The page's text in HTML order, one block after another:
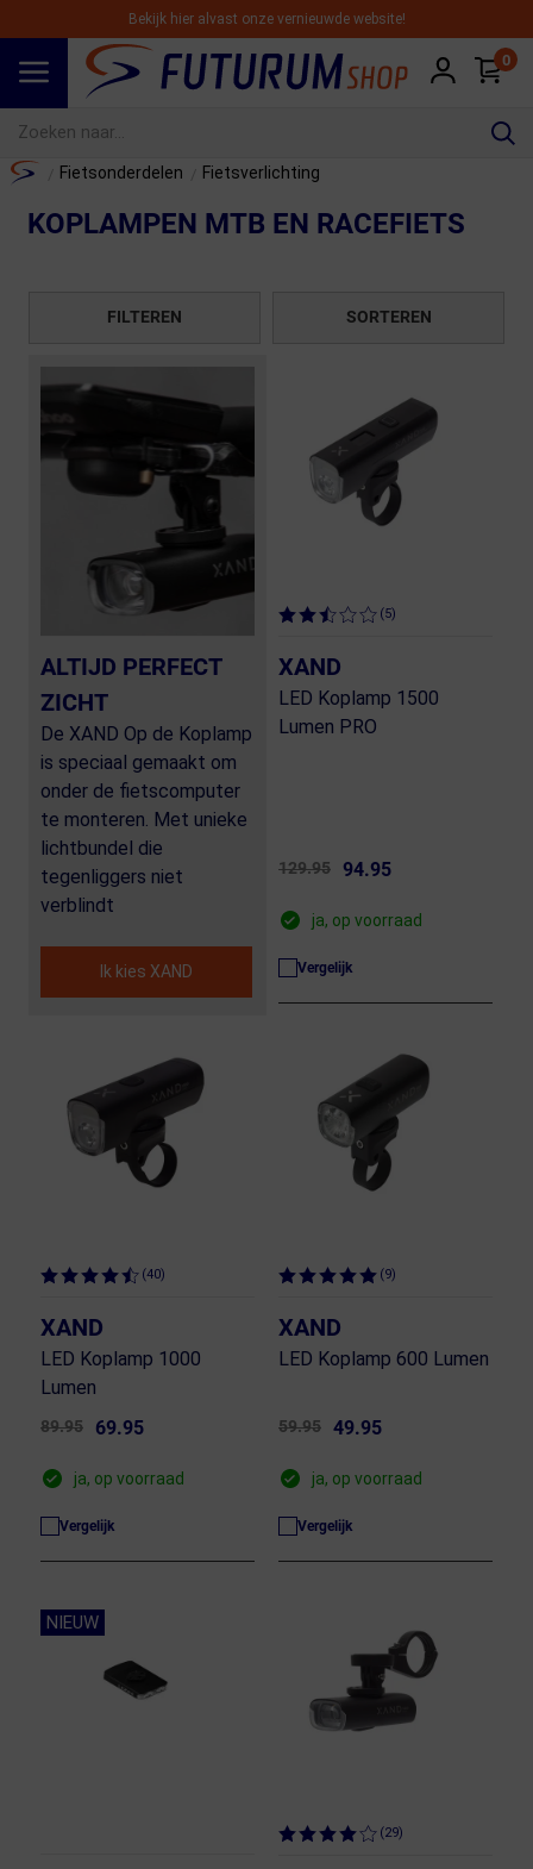
Bekijk hier alvast onze vernieuwde website!
0
Home Fietsonderdelen Fietsverlichting
KOPLAMPEN MTB EN RACEFIETS
FILTEREN SORTEREN
ALTIJD PERFECT
ZICHT
De XAND Op de Koplamp
is speciaal gemaakt om
onder de fietscomputer
te monteren. Met unieke
lichtbundel die
tegenliggers niet
verblindt
Ik kies XAND
(5)
XAND
LED Koplamp 1500
Lumen PRO
129.95 94.95
ja, op voorraad
Vergelijk
(40)
XAND
LED Koplamp 1000
Lumen
89.95 69.95
ja, op voorraad
Vergelijk
(9)
XAND
LED Koplamp 600 Lumen
59.95 49.95
ja, op voorraad
Vergelijk
NIEUW
(29)